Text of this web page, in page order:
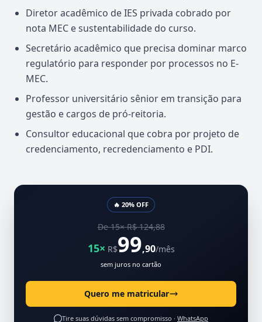
Diretor acadêmico de IES privada cobrado por
nota MEC e sustentabilidade do curso.
Secretário acadêmico que precisa dominar marco
regulatório para responder por processos no E-
MEC.
Professor universitário sênior em transição para
gestão e cargos de pró-reitoria.
Consultor educacional que cobra por projeto de
credenciamento, recredenciamento e PDI.
🔥 20% OFF
De 15× R$ 124,88
15× R$99,90/mês
sem juros no cartão
Quero me matricular
Tire suas dúvidas sem compromisso · WhatsApp